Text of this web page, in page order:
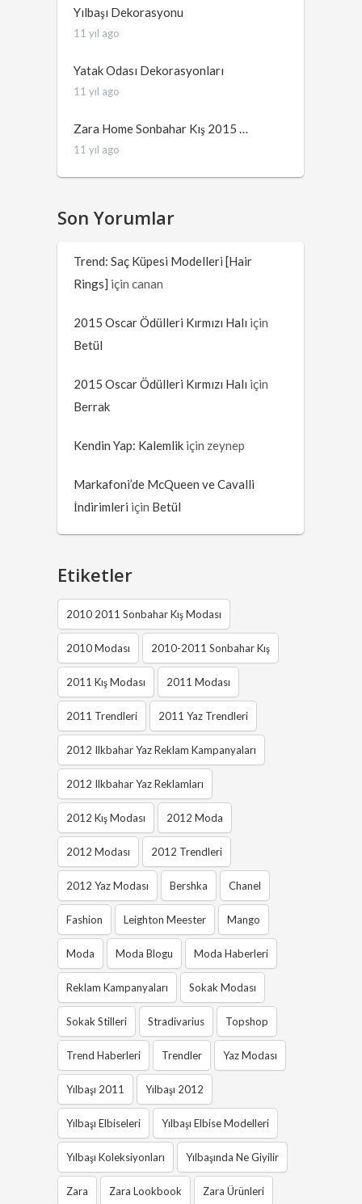
Yılbaşı Dekorasyonu
11 yıl ago
Yatak Odası Dekorasyonları
11 yıl ago
Zara Home Sonbahar Kış 2015 …
11 yıl ago
Son Yorumlar
Trend: Saç Küpesi Modelleri [Hair
Rings] içincanan
2015 Oscar Ödülleri Kırmızı Halı için
Betül
2015 Oscar Ödülleri Kırmızı Halı için
Berrak
Kendin Yap: Kalemlik için zeynep
Markafoni’de McQueen ve Cavalli
İndirimleri için Betül
Etiketler
2010 2011 Sonbahar Kış Modası
2010 Modası 2010-2011 Sonbahar Kış
2011 Kış Modası 2011 Modası
2011 Trendleri 2011 Yaz Trendleri
2012 Ilkbahar Yaz Reklam Kampanyaları
2012 Ilkbahar Yaz Reklamları
2012 Kış Modası 2012 Moda
2012 Modası 2012 Trendleri
2012 Yaz Modası Bershka Chanel
Fashion Leighton Meester Mango
Moda Moda Blogu Moda Haberleri
Reklam Kampanyaları Sokak Modası
Sokak Stilleri Stradivarius Topshop
Trend Haberleri Trendler Yaz Modası
Yılbaşı 2011 Yılbaşı 2012
Yılbaşı Elbiseleri Yılbaşı Elbise Modelleri
Yılbaşı Koleksiyonları Yılbaşında Ne Giyilir
Zara Zara Lookbook Zara Ürünleri